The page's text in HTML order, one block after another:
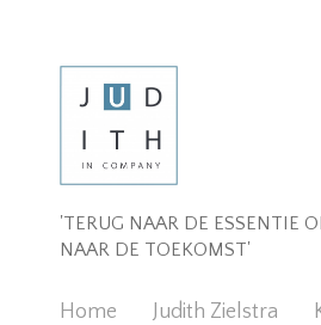
'TERUG NAAR DE ESSENTIE
NAAR DE TOEKOMST'
Home Judith Zielstra